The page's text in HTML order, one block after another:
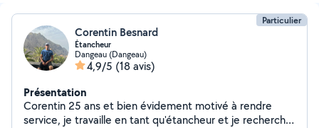
Particulier
Corentin Besnard
Étancheur
Dangeau (Dangeau)
4,9/5 (18 avis)
Présentation
Corentin 25 ans et bien évidement motivé à rendre
service, je travaille en tant qu'étancheur et je recherche